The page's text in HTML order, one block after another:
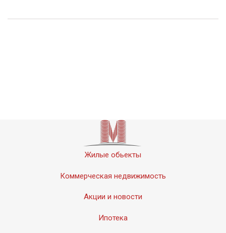
Жилые обьекты
Коммерческая недвижимость
Акции и новости
Ипотека